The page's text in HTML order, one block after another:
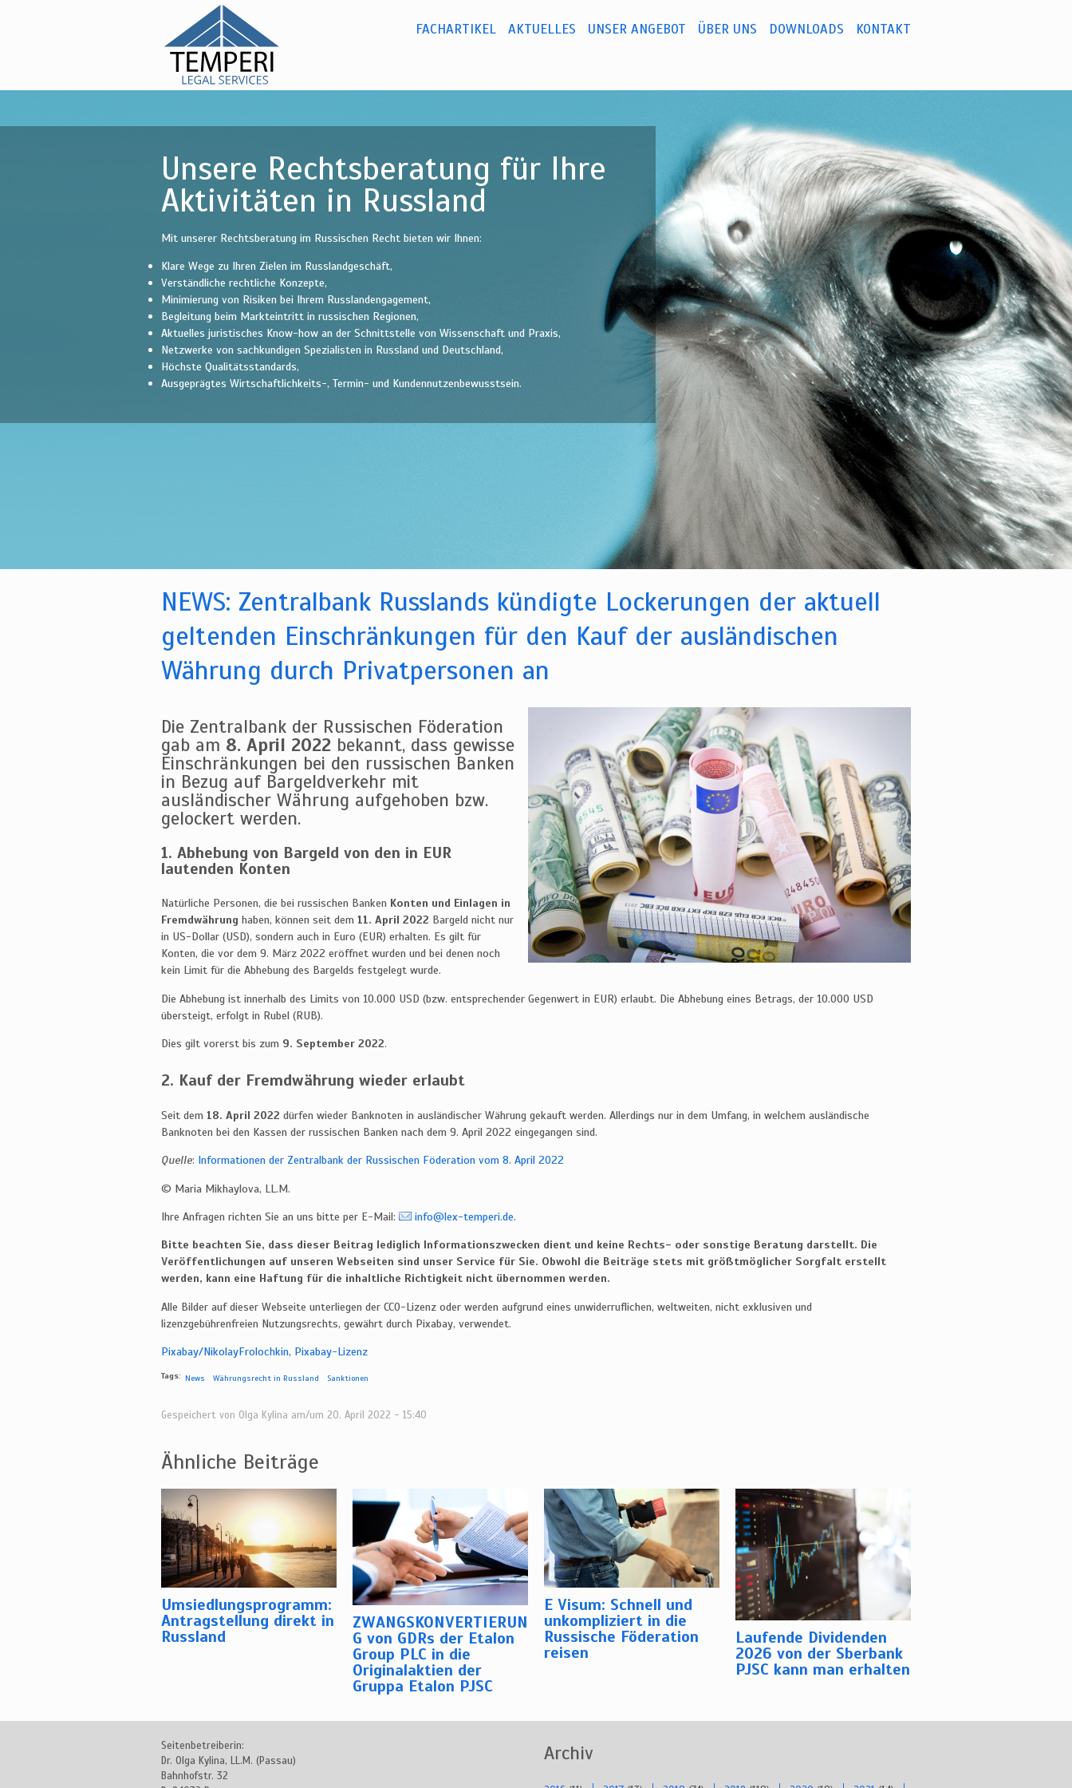
Inhalt
Dr. Olga
Kylina -
temperi
legal
services
Russisches Recht
Hauptmenü KONTAKT
DOWNLOADS
ÜBER UNS
UNSER ANGEBOT
AKTUELLES
FACHARTIKEL
Unsere Rechtsberatung für Ihre
Aktivitäten in Russland
Mit unserer Rechtsberatung im Russischen Recht bieten wir Ihnen:
Klare Wege zu Ihren Zielen im Russlandgeschäft,
Verständliche rechtliche Konzepte,
Minimierung von Risiken bei Ihrem Russlandengagement,
Begleitung beim Markteintritt in russischen Regionen,
Aktuelles juristisches Know-how an der Schnittstelle von Wissenschaft und Praxis,
Netzwerke von sachkundigen Spezialisten in Russland und Deutschland,
Höchste Qualitätsstandards,
Ausgeprägtes Wirtschaftlichkeits-, Termin- und Kundennutzenbewusstsein.
NEWS: Zentralbank Russlands kündigte Lockerungen der aktuell
geltenden Einschränkungen für den Kauf der ausländischen
Währung durch Privatpersonen an
Die Zentralbank der Russischen Föderation
gab am 8. April 2022 bekannt, dass gewisse
Einschränkungen bei den russischen Banken
in Bezug auf Bargeldverkehr mit
ausländischer Währung aufgehoben bzw.
gelockert werden.
1. Abhebung von Bargeld von den in EUR
lautenden Konten
Natürliche Personen, die bei russischen Banken Konten und Einlagen in
Fremdwährung haben, können seit dem 11. April 2022 Bargeld nicht nur
in US-Dollar (USD), sondern auch in Euro (EUR) erhalten. Es gilt für
Konten, die vor dem 9. März 2022 eröffnet wurden und bei denen noch
kein Limit für die Abhebung des Bargelds festgelegt wurde.
Die Abhebung ist innerhalb des Limits von 10.000 USD (bzw. entsprechender Gegenwert in EUR) erlaubt. Die Abhebung eines Betrags, der 10.000 USD
übersteigt, erfolgt in Rubel (RUB).
Dies gilt vorerst bis zum 9. September 2022.
2. Kauf der Fremdwährung wieder erlaubt
Seit dem 18. April 2022 dürfen wieder Banknoten in ausländischer Währung gekauft werden. Allerdings nur in dem Umfang, in welchem ausländische
Banknoten bei den Kassen der russischen Banken nach dem 9. April 2022 eingegangen sind.
Quelle: Informationen der Zentralbank der Russischen Föderation vom 8. April 2022
© Maria Mikhaylova, LL.M.
Ihre Anfragen richten Sie an uns bitte per E-Mail:
info@lex-temperi.de.
Bitte beachten Sie, dass dieser Beitrag lediglich Informationszwecken dient und keine Rechts- oder sonstige Beratung darstellt. Die
Veröffentlichungen auf unseren Webseiten sind unser Service für Sie. Obwohl die Beiträge stets mit größtmöglicher Sorgfalt erstellt
werden, kann eine Haftung für die inhaltliche Richtigkeit nicht übernommen werden.
Alle Bilder auf dieser Webseite unterliegen der CC0-Lizenz oder werden aufgrund eines unwiderruflichen, weltweiten, nicht exklusiven und
lizenzgebührenfreien Nutzungsrechts, gewährt durch Pixabay, verwendet.
Pixabay/NikolayFrolochkin, Pixabay-Lizenz
Tags: News Währungsrecht in Russland Sanktionen
Gespeichert von Olga Kylina am/um 20. April 2022 - 15:40
Ähnliche Beiträge
Umsiedlungsprogramm:
Antragstellung direkt in
Russland
ZWANGSKONVERTIERUN
G von GDRs der Etalon
Group PLC in die
Originalaktien der
Gruppa Etalon PJSC
E Visum: Schnell und
unkompliziert in die
Russische Föderation
reisen
Laufende Dividenden
2026 von der Sberbank
PJSC kann man erhalten
Seitenbetreiberin:
Dr. Olga Kylina, LL.M. (Passau)
Bahnhofstr. 32
Archiv